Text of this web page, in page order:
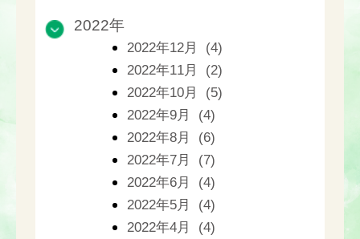
2022年
2022年12月 (4)
2022年11月 (2)
2022年10月 (5)
2022年9月 (4)
2022年8月 (6)
2022年7月 (7)
2022年6月 (4)
2022年5月 (4)
2022年4月 (4)